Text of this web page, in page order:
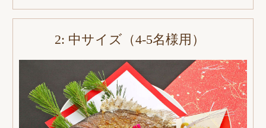
2: 中サイズ（4-5名様用）